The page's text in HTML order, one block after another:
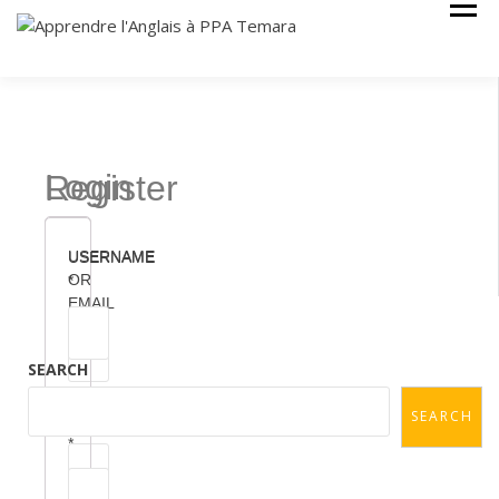
Login
USERNAME
OR
EMAIL
Register
USERNAME
*
*
SEARCH
SEARCH